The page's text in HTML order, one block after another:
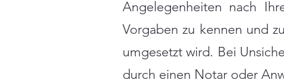
Angelegenheiten nach
Vorgaben zu kennen und
umgesetzt wird. Bei
durch einen Notar oder